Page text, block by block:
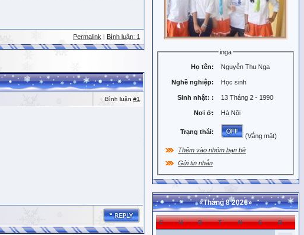
Permalink Bình luận: 1
Bình luận #1
inga
Họ tên: Nguyễn Thu Nga
Nghề nghiệp: Học sinh
Sinh nhật: : 13 Tháng 2 - 1990
Nơi ở: Hà Nội
Trạng thái:
(Vắng mặt)
Thêm vào nhóm bạn bè
Gửi tin nhắn
«Tháng 8 2026»
C H B T N S B